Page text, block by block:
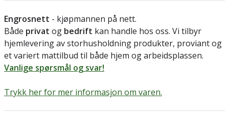
Engrosnett - kjøpmannen på nett.
Både privat og bedrift kan handle hos oss. Vi tilbyr
hjemlevering av storhusholdning produkter, proviant og
et variert mattilbud til både hjem og arbeidsplassen.
Vanlige spørsmål og svar!
Trykk her for mer informasjon om varen.